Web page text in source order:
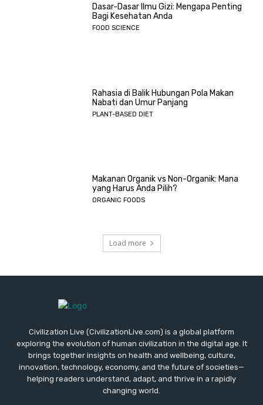
Dasar-Dasar Ilmu Gizi: Mengapa Penting
Bagi Kesehatan Anda
FOOD SCIENCE
Rahasia di Balik Hubungan Pola Makan
Nabati dan Umur Panjang
PLANT-BASED DIET
Makanan Organik vs Non-Organik: Mana
yang Harus Anda Pilih?
ORGANIC FOODS
Load more
Civilization Live (CivilizationLive.com) is a global platform
exploring the evolution of human civilization in the digital age. It
brings together insights on health and wellbeing, culture,
innovation, technology, economy, and the future of societies—
helping readers understand, adapt, and thrive in a rapidly
changing world.